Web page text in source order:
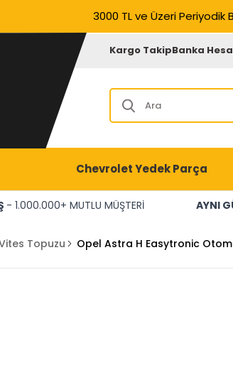
3000 TL ve Üzeri Periyodik
Kargo TakipBanka
Chevrolet Yedek Parça
- 1.000.000+ MUTLU MÜŞTERİ AYNI
Topuzu Opel Astra H Easytronic